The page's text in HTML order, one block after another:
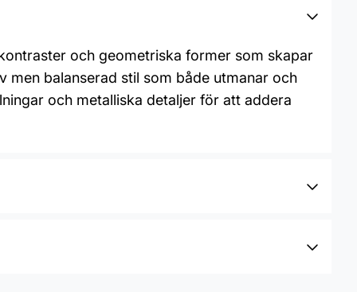
och geometriska former som skapar
balanserad stil som både utmanar och
och metalliska detaljer för att addera